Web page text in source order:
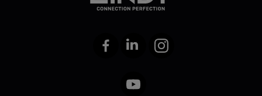
FacebookLinkedIn Instagram
YouTube